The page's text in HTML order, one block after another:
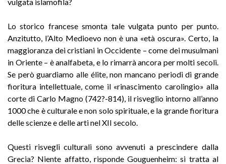
Lo storico francese smonta tale vulgata punto per punto.
Anzitutto, l’Alto Medioevo non è una «età oscura». Certo, la
maggioranza dei cristiani in Occidente – come dei musulmani
in Oriente – è analfabeta, e lo rimarrà ancora per molti secoli.
Se però guardiamo alle élite, non mancano periodi di grande
fioritura intellettuale, come il «rinascimento carolingio» alla
corte di Carlo Magno (742?-814), il risveglio intorno all’anno
1000 che è culturale e non solo spirituale, e la grande fioritura
delle scienze e delle arti nel XII secolo.
Questi risvegli culturali sono avvenuti a prescindere dalla
Grecia? Niente affatto, risponde Gouguenheim: si tratta al